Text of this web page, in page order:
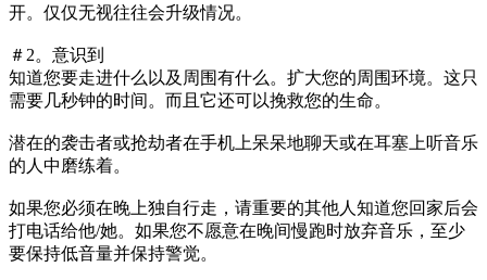
开。仅仅无视往往会升级情况。
＃2。意识到
知道您要走进什么以及周围有什么。扩大您的周围环境。这只
需要几秒钟的时间。而且它还可以挽救您的生命。
潜在的袭击者或抢劫者在手机上呆呆地聊天或在耳塞上听音乐
的人中磨练着。
如果您必须在晚上独自行走，请重要的其他人知道您回家后会
打电话给他/她。如果您不愿意在晚间慢跑时放弃音乐，至少
要保持低音量并保持警觉。